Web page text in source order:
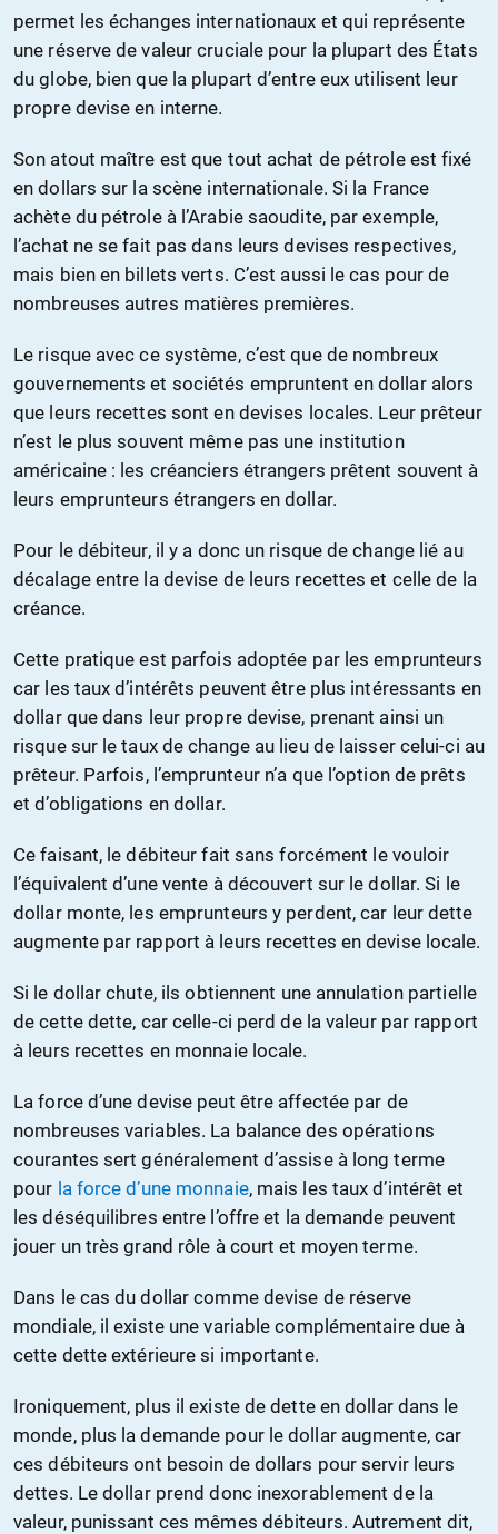
permet les échanges internationaux et qui représente
une réserve de valeur cruciale pour la plupart des États
du globe, bien que la plupart d’entre eux utilisent leur
propre devise en interne.
Son atout maître est que tout achat de pétrole est fixé
en dollars sur la scène internationale. Si la France
achète du pétrole à l’Arabie saoudite, par exemple,
l’achat ne se fait pas dans leurs devises respectives,
mais bien en billets verts. C’est aussi le cas pour de
nombreuses autres matières premières.
Le risque avec ce système, c’est que de nombreux
gouvernements et sociétés empruntent en dollar alors
que leurs recettes sont en devises locales. Leur prêteur
n’est le plus souvent même pas une institution
américaine : les créanciers étrangers prêtent souvent à
leurs emprunteurs étrangers en dollar.
Pour le débiteur, il y a donc un risque de change lié au
décalage entre la devise de leurs recettes et celle de la
créance.
Cette pratique est parfois adoptée par les emprunteurs
car les taux d’intérêts peuvent être plus intéressants en
dollar que dans leur propre devise, prenant ainsi un
risque sur le taux de change au lieu de laisser celui-ci au
prêteur. Parfois, l’emprunteur n’a que l’option de prêts
et d’obligations en dollar.
Ce faisant, le débiteur fait sans forcément le vouloir
l’équivalent d’une vente à découvert sur le dollar. Si le
dollar monte, les emprunteurs y perdent, car leur dette
augmente par rapport à leurs recettes en devise locale.
Si le dollar chute, ils obtiennent une annulation partielle
de cette dette, car celle-ci perd de la valeur par rapport
à leurs recettes en monnaie locale.
La force d’une devise peut être affectée par de
nombreuses variables. La balance des opérations
courantes sert généralement d’assise à long terme
pour la force d’une monnaie, mais les taux d’intérêt et
les déséquilibres entre l’offre et la demande peuvent
jouer un très grand rôle à court et moyen terme.
Dans le cas du dollar comme devise de réserve
mondiale, il existe une variable complémentaire due à
cette dette extérieure si importante.
Ironiquement, plus il existe de dette en dollar dans le
monde, plus la demande pour le dollar augmente, car
ces débiteurs ont besoin de dollars pour servir leurs
dettes. Le dollar prend donc inexorablement de la
valeur, punissant ces mêmes débiteurs. Autrement dit,